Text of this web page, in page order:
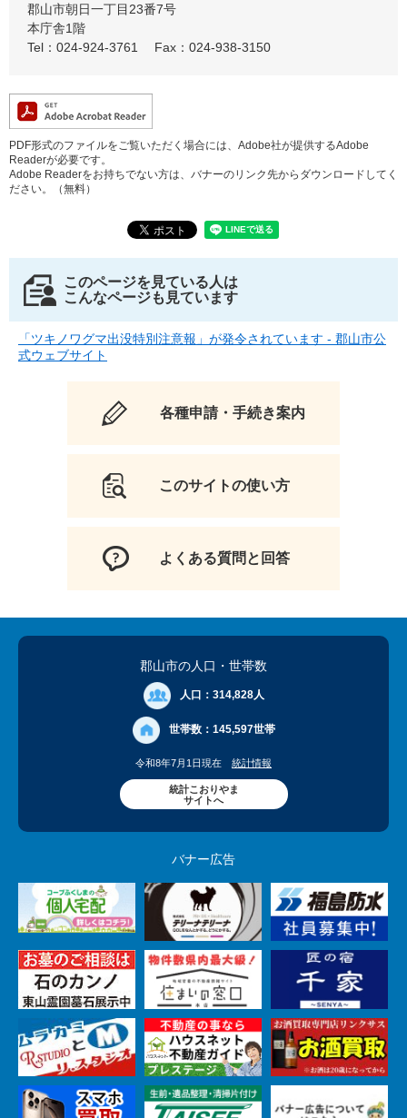
郡山市朝日一丁目23番7号
本庁舎1階
Tel：024-924-3761
Fax：024-938-3150
PDF形式のファイルをご覧いただく場合には、Adobe社が提供するAdobe
Readerが必要です。
Adobe Readerをお持ちでない方は、バナーのリンク先からダウンロードしてく
ださい。（無料）
このページを見ている人は
こんなページも見ています
「ツキノワグマ出没特別注意報」が発令されています - 郡山市公
式ウェブサイト
各種申請・手続き案内
このサイトの使い方
よくある質問と回答
郡山市の人口 ・世帯数
人口： 314,828人
世帯数： 145,597世帯
令和8年7月1日現在 統計情報
統計こおりやま
サイトへ
バナー広告